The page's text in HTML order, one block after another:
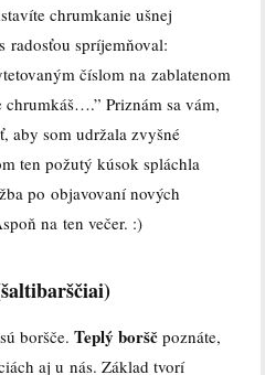
chrumkanie ušnej
radosťou spríjemňoval:
číslom na zablatenom
Priznám sa vám,
aby som udržala zvyšné
ten požutý kúsok spláchla
po objavovaní nových
na ten večer. :)
boršče.Teplý boršč poznáte,
aj u nás. Základ tvorí